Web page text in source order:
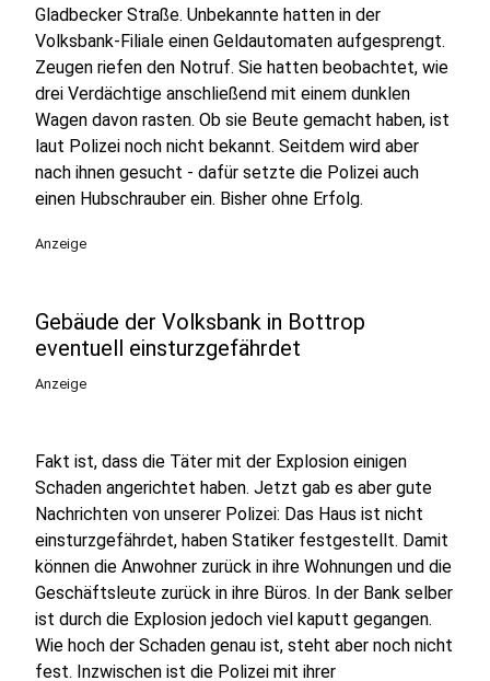
Gladbecker Straße. Unbekannte hatten in der
Volksbank-Filiale einen Geldautomaten aufgesprengt.
Zeugen riefen den Notruf. Sie hatten beobachtet, wie
drei Verdächtige anschließend mit einem dunklen
Wagen davon rasten. Ob sie Beute gemacht haben, ist
laut Polizei noch nicht bekannt. Seitdem wird aber
nach ihnen gesucht - dafür setzte die Polizei auch
einen Hubschrauber ein. Bisher ohne Erfolg.
Anzeige
Gebäude der Volksbank in Bottrop
eventuell einsturzgefährdet
Anzeige
Fakt ist, dass die Täter mit der Explosion einigen
Schaden angerichtet haben. Jetzt gab es aber gute
Nachrichten von unserer Polizei: Das Haus ist nicht
einsturzgefährdet, haben Statiker festgestellt. Damit
können die Anwohner zurück in ihre Wohnungen und die
Geschäftsleute zurück in ihre Büros. In der Bank selber
ist durch die Explosion jedoch viel kaputt gegangen.
Wie hoch der Schaden genau ist, steht aber noch nicht
fest. Inzwischen ist die Polizei mit ihrer